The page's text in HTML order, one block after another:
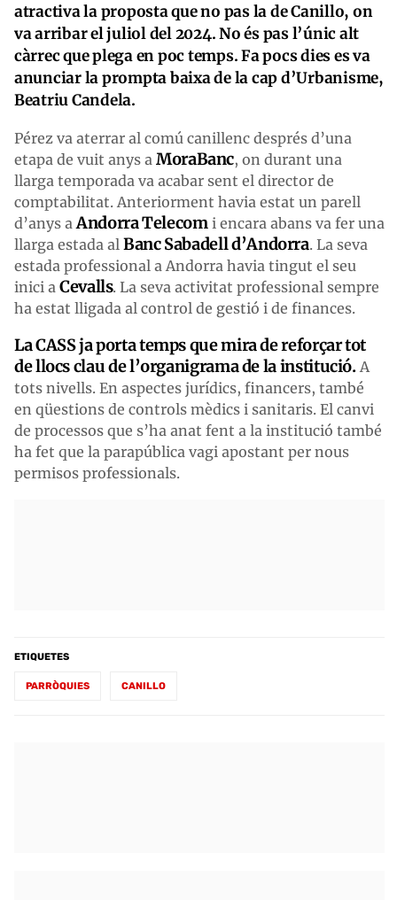
atractiva la proposta que no pas la de Canillo, on
va arribar el juliol del 2024. No és pas l’únic alt
càrrec que plega en poc temps. Fa pocs dies es va
anunciar la prompta baixa de la cap d’Urbanisme,
Beatriu Candela.
Pérez va aterrar al comú canillenc després d’una
etapa de vuit anys a MoraBanc, on durant una
llarga temporada va acabar sent el director de
comptabilitat. Anteriorment havia estat un parell
d’anys a Andorra Telecomi encara abans va fer una
llarga estada al Banc Sabadell d’Andorra. La seva
estada professional a Andorra havia tingut el seu
inici a Cevalls. La seva activitat professional sempre
ha estat lligada al control de gestió i de finances.
La CASS ja porta temps que mira de reforçar tot
de llocs clau de l’organigrama de la institució.A
tots nivells. En aspectes jurídics, financers, també
en qüestions de controls mèdics i sanitaris. El canvi
de processos que s’ha anat fent a la institució també
ha fet que la parapública vagi apostant per nous
permisos professionals.
ETIQUETES
PARRÒQUIES CANILLO